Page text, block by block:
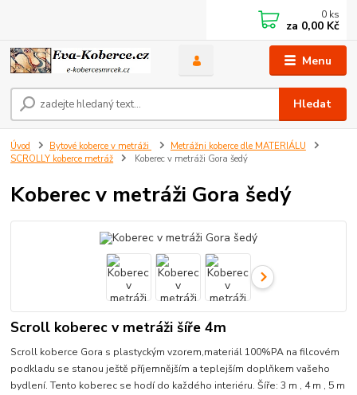
Menu
Hledat
0 ks
za 0,00 Kč
Úvod Bytové koberce v metráži
Metrážni koberce dle MATERIÁLU
SCROLLY koberce metráž
Koberec v metráži Gora šedý
Koberec v metráži Gora šedý
Scroll koberec v metráži šíře 4m
Scroll koberce Gora s plastyckým vzorem,materiál 100%PA na filcovém
podkladu se stanou ještě příjemnějším a teplejším doplňkem vašeho
bydlení. Tento koberec se hodí do každého interiéru. Šíře: 3 m , 4 m , 5 m